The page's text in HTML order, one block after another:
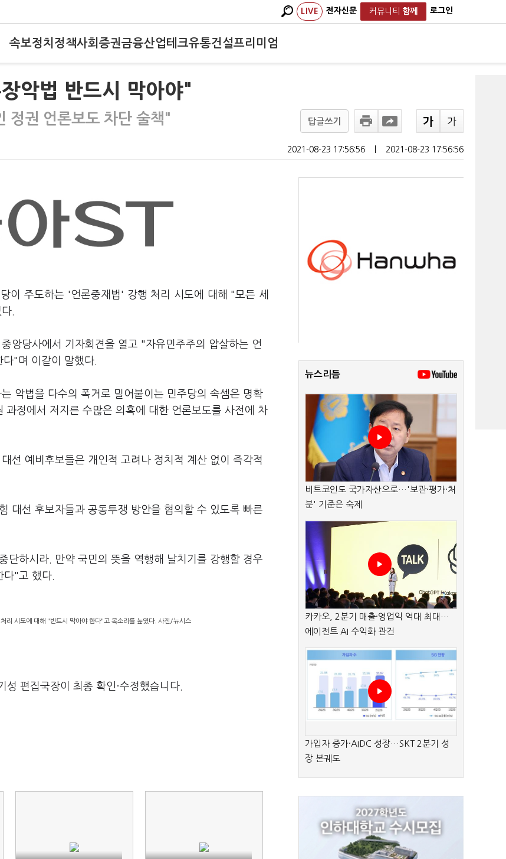
LIVE 전자신문 커뮤니티 함께 로그인
속보정치 정책사회 증권금융산업테크유통건설프리미엄
악법 반드시 막아야"
정권 언론보도 차단 술책" 답글쓰기
2021-08-23 17:56:56 2021-08-23 17:56:56
이 주도하는 '언론중재법' 강행 처리 시도에 대해 "모든 세
.
앙당사에서 기자회견을 열고 "자유민주주의 압살하는 언
"며 이같이 말했다.
악법을 다수의 폭거로 밀어붙이는 민주당의 속셈은 명확
정에서 저지른 수많은 의혹에 대한 언론보도를 사전에 차
선 예비후보들은 개인적 고려나 정치적 계산 없이 즉각적
대선 후보자들과 공동투쟁 방안을 협의할 수 있도록 빠른
단하시라. 만약 국민의 뜻을 역행해 날치기를 강행할 경우
다"고 했다.
리 시도에 대해 "반드시 막아야 한다"고 목소리를 높였다. 사진/뉴시스
편집국장이 최종 확인·수정했습니다.
뉴스리듬
비트코인도 국가자산으로…'보관·평가·처
분' 기준은 숙제
카카오, 2분기 매출·영업익 역대 최대…
에이전트 AI 수익화 관건
가입자 증가·AIDC 성장…SKT 2분기 성
장 본궤도